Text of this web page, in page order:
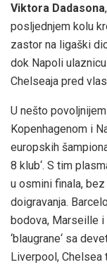
Viktora Dadasona
posljednjem kolu
zastor na ligaški
dok Napoli
Chelseaja pred
U nešto
Kopenhagenom i
europskih
8 klub‘. S tim
u osmini finala,
doigravanja.
bodova, Marseille
‘blaugrane‘ sa
Liverpool, Chelsea